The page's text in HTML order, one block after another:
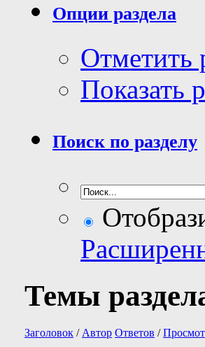
Опции раздела
Отметить
Показать
Поиск по разделу
Темы
Заголовок / Автор Ответов /